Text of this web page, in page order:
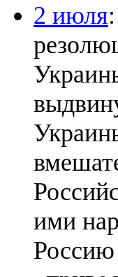
2 июля:
ими
Россию